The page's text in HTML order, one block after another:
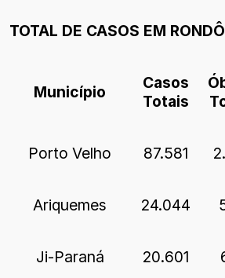
TOTAL DE CASOS EM
Município
Casos
Totais
Porto Velho 87.581
Ariquemes 24.044
Ji-Paraná 20.601